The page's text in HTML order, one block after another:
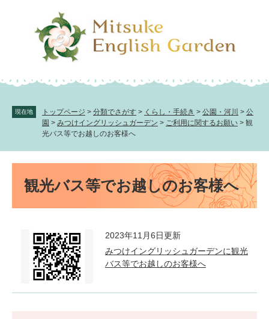
で
ば
現在地 トップページ > 分類でさがす > くらし・手続き > 公園・河川 > 公
園 > みつけイングリッシュガーデン > ご利用に関するお願い > 観
光バス等でお越しのお客様へ
観光バス等でお越しのお客様へ
2023年11月6日更新
みつけイングリッシュガーデンに観光
バス等でお越しのお客様へ